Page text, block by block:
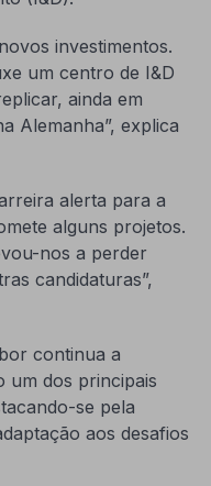
investimentos.
um centro de I&D
ainda em
Alemanha”, explica
alerta para a
alguns projetos.
nos a perder
candidaturas”,
continua a
um dos principais
se pela
aos desafios